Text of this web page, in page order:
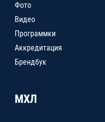
Фото
Видео
Программки
Аккредитация
Брендбук
МХЛ